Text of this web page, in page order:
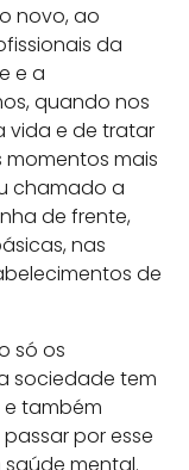
novo, ao
da
e a
quando nos
vida e de tratar
momentos mais
chamado a
de frente,
nas
de
só os
sociedade tem
e também
por esse
mental.